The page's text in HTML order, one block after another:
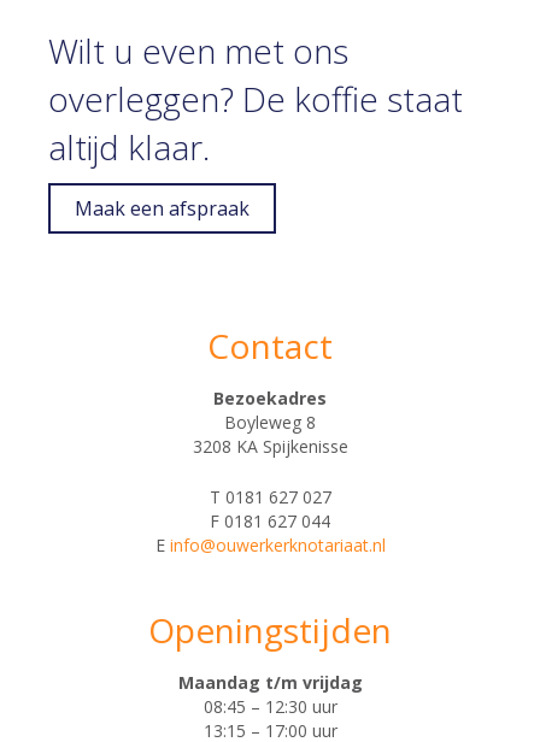
Wilt u even met ons
overleggen? De koffie staat
altijd klaar.
Maak een afspraak
Contact
Bezoekadres
Boyleweg 8
3208 KA Spijkenisse
T 0181 627 027
F 0181 627 044
E info@ouwerkerknotariaat.nl
Openingstijden
Maandag t/m vrijdag
08:45 – 12:30 uur
13:15 – 17:00 uur